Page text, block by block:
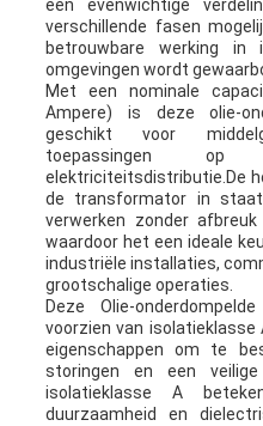
een evenwichtige
verschillende fasen
betrouwbare werking in
omgevingen wordt
Met een nominale
Ampere) is deze olie-
geschikt voor
toepassingen
elektriciteitsdistributie.De
de transformator in
verwerken zonder
waardoor het een ideale
industriële installaties,
grootschalige operaties.
Deze Olie-
voorzien van
eigenschappen om te
storingen en een veilige
isolatieklasse A
duurzaamheid en